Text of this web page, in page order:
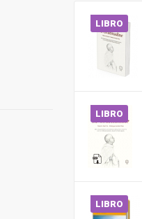
LIBRO
LIBRO
LIBRO